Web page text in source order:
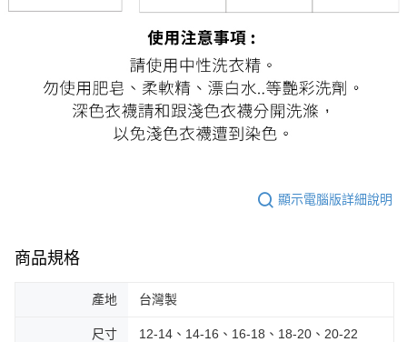
顯示電腦版詳細說明
商品規格
產地 台灣製
尺寸 12-14、14-16、16-18、18-20、20-22